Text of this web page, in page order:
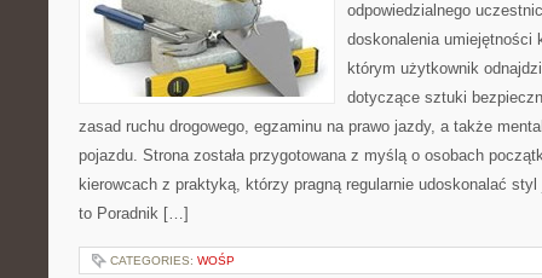
odpowiedzialnego
doskonalenia umiejętności
którym użytkownik
dotyczące sztuki
zasad ruchu drogowego, egzaminu na prawo jazdy, a także
pojazdu. Strona została przygotowana z myślą o osobach
kierowcach z praktyką, którzy pragną regularnie udoskonalać
to Poradnik […]
CATEGORIES: WOŚP